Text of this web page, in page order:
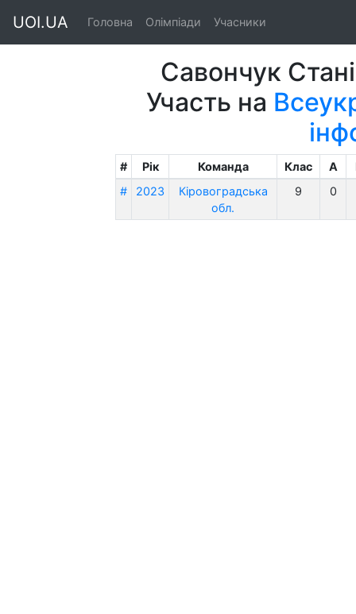
UOI.UA Головна Олімпіади Учасники
Савончук
Участь на
# Рік Команда Клас A
#
2023
Кіровоградська
обл.
9 0